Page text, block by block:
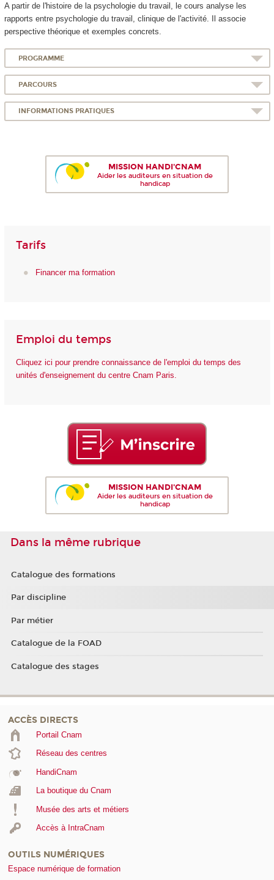
A partir de l'histoire de la psychologie du travail, le cours analyse les
rapports entre psychologie du travail, clinique de l'activité. Il associe
perspective théorique et exemples concrets.
PROGRAMME
PARCOURS
INFORMATIONS PRATIQUES
MISSION HANDI'CNAM
Aider les auditeurs en situation de
handicap
Tarifs
Financer ma formation
Emploi du temps
Cliquez ici pour prendre connaissance de l'emploi du temps des
unités d'enseignement du centre Cnam Paris.
MISSION HANDI'CNAM
Aider les auditeurs en situation de
handicap
Dans la même rubrique
Catalogue des formations
Par discipline
Par métier
Catalogue de la FOAD
Catalogue des stages
ACCÈS DIRECTS
Portail Cnam
Réseau des centres
HandiCnam
La boutique du Cnam
Musée des arts et métiers
Accès à IntraCnam
OUTILS NUMÉRIQUES
Espace numérique de formation